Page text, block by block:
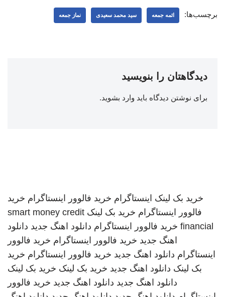
برچسب‌ها: ائمه جمعه سید محمد سعیدی نماز جمعه
دیدگاهتان را بنویسید
برای نوشتن دیدگاه باید وارد بشوید.
خرید بک لینک اینستاگرام خرید فالوور اینستاگرام خرید
فالوور اینستاگرام خرید بک لینک smart money credit
financial خرید فالوور اینستاگرام دانلود اهنگ جدید دانلود
اهنگ جدید خرید فالوور اینستاگرام خرید فالوور
اینستاگرام دانلود اهنگ جدید خرید فالوور اینستاگرام خرید
بک لینک دانلود اهنگ جدید خرید بک لینک خرید بک لینک
دانلود اهنگ جدید دانلود اهنگ جدید خرید فالوور